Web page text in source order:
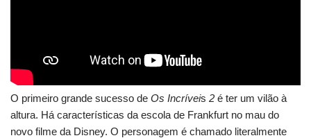
O primeiro grande sucesso de Os Incríveis 2 é ter um vilão à
altura. Há características da escola de Frankfurt no mau do
novo filme da Disney. O personagem é chamado literalmente